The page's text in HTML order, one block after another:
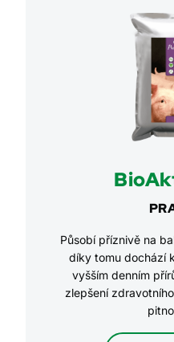
Působí příznivě na
díky tomu dochází
vyšším denním
zlepšení